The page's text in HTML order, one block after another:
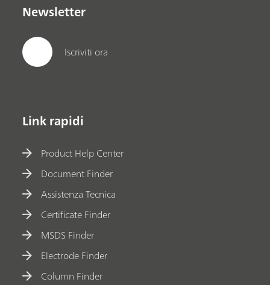
Newsletter
Iscriviti ora
Link rapidi
Product Help Center
Document Finder
Assistenza Tecnica
Certificate Finder
MSDS Finder
Electrode Finder
Column Finder